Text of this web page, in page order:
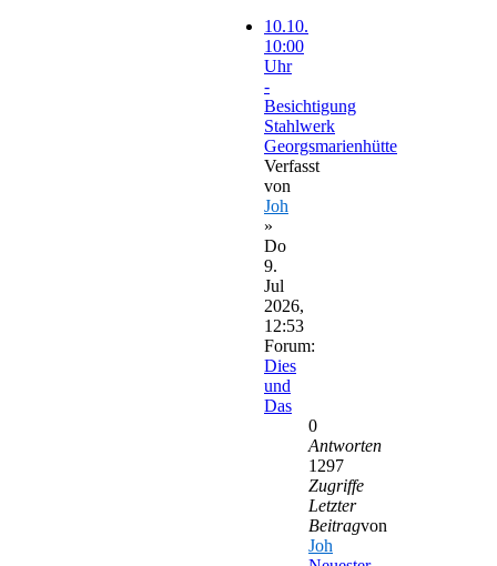
10.10.
10:00
Uhr
-
Besichtigung
Stahlwerk
Georgsmarienhütte
Verfasst
von
Joh
»
Do
9.
Jul
2026,
12:53
Forum:
Dies
und
Das
0
Antworten
1297
Zugriffe
Letzter
Beitragvon
Joh